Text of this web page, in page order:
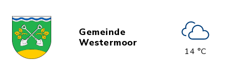
Gemeinde
Westermoor
14 °C